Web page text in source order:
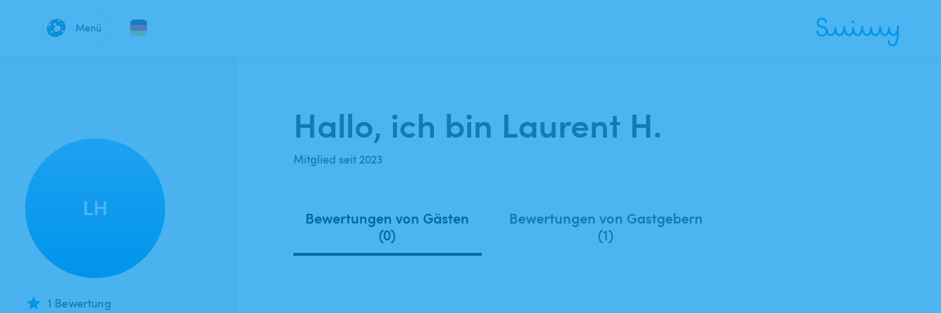
Menü
LH
1 Bewertung
Hallo, ich bin Laurent H.
Mitglied seit 2023
Bewertungen von Gästen
(0)
Bewertungen von Gastgebern
(1)